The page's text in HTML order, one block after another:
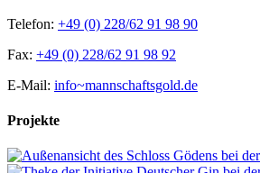
Telefon: +49 (0) 228/62 91 98 90
Fax: +49 (0) 228/62 91 98 92
E-Mail: info~mannschaftsgold.de
Projekte